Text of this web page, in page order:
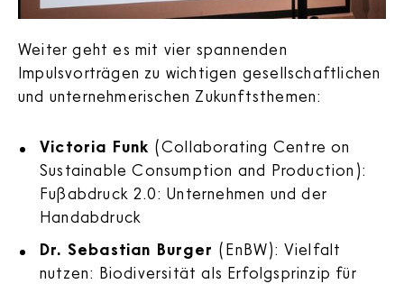
Weiter geht es mit vier spannenden
Impulsvorträgen zu wichtigen gesellschaftlichen
und unternehmerischen Zukunftsthemen:
Victoria Funk (Collaborating Centre on
Sustainable Consumption and Production):
Fußabdruck 2.0: Unternehmen und der
Handabdruck
Dr. Sebastian Burger (EnBW): Vielfalt
nutzen: Biodiversität als Erfolgsprinzip für